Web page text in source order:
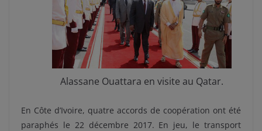
Alassane Ouattara en visite au Qatar.
En Côte d’Ivoire, quatre accords de coopération ont été
paraphés le 22 décembre 2017. En jeu, le transport